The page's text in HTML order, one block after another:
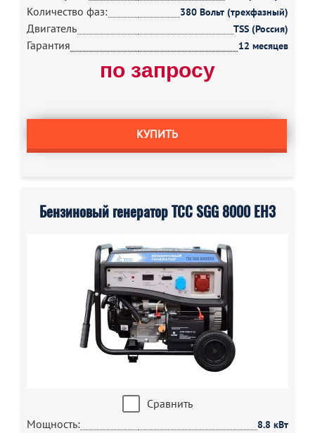
Количество фаз: 380 Вольт (трехфазный)
Двигатель TSS (Россия)
Гарантия 12 месяцев
по запросу
КУПИТЬ
Бензиновый генератор ТСС SGG 8000 EH3
Сравнить
Мощность:
8.8 кВт